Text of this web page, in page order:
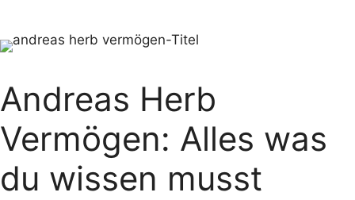
Andreas Herb
Vermögen: Alles was
du wissen musst